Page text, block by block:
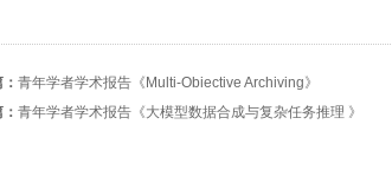
青年学者学术报告《Multi-Obiective Archiving》
青年学者学术报告《大模型数据合成与复杂任务推理 》